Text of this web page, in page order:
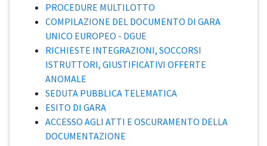
PROCEDURE MULTILOTTO
COMPILAZIONE DEL DOCUMENTO DI GARA
UNICO EUROPEO - DGUE
RICHIESTE INTEGRAZIONI, SOCCORSI
ISTRUTTORI, GIUSTIFICATIVI OFFERTE
ANOMALE
SEDUTA PUBBLICA TELEMATICA
ESITO DI GARA
ACCESSO AGLI ATTI E OSCURAMENTO DELLA
DOCUMENTAZIONE